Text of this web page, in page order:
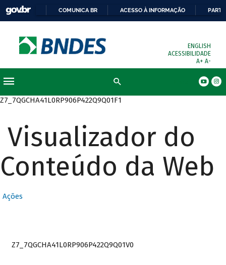
COMUNICA BR ACESSO À INFORMAÇÃO
ENGLISH
ACESSIBILIDADE
A+ A-
Z7_7QGCHA41L0RP906P422Q9Q01F1
Visualizador do
Conteúdo da Web
Ações
Z7_7QGCHA41L0RP906P422Q9Q01V0